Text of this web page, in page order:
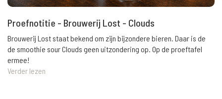
Proefnotitie - Brouwerij Lost - Clouds
Brouwerij Lost staat bekend om zijn bijzondere bieren. Daar is de
de smoothie sour Clouds geen uitzondering op. Op de proeftafel
ermee!
Verder lezen